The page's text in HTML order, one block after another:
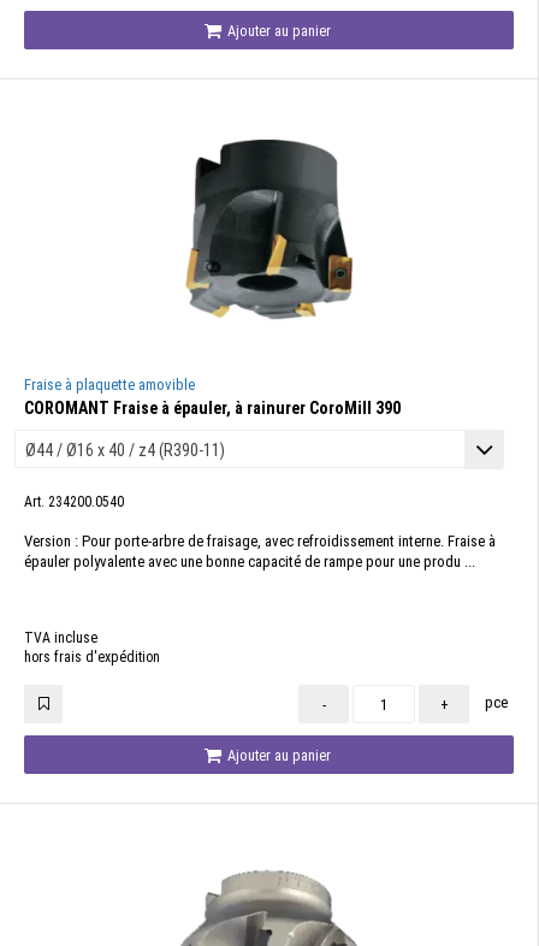
Ajouter au panier
Fraise à plaquette amovible
COROMANT Fraise à épauler, à rainurer CoroMill 390
Art. 234200.0540
Version : Pour porte-arbre de fraisage, avec refroidissement interne. Fraise à
épauler polyvalente avec une bonne capacité de rampe pour une produ ...
TVA incluse
hors frais d'expédition
- + pce
Ajouter au panier